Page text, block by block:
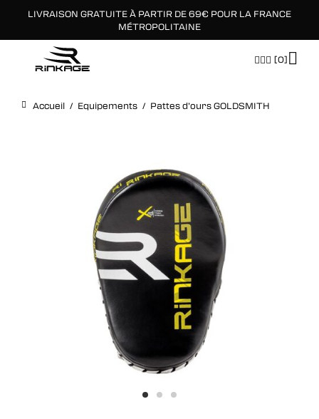
LIVRAISON GRATUITE À PARTIR DE 69€ POUR LA FRANCE
MÉTROPOLITAINE
[0]
Accueil / Equipements / Pattes d’ours GOLDSMITH